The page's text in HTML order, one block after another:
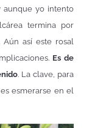
aunque yo intento
termina por
así este rosal
Es de
. La clave, para
esmerarse en el